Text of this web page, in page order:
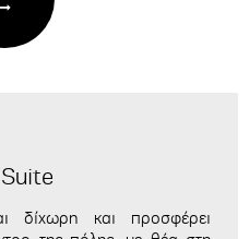
δίχωρη και προσφέρει